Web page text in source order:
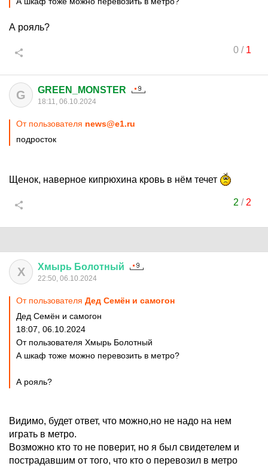
А рояль?
0/ 1
G GREEN_MONSTER
18:11, 06.10.2024
От пользователя news@e1.ru
подросток
Щенок, наверное кипрюхина кровь в нём течет
2 / 2
Х Хмырь Болотный
22:50, 06.10.2024
От пользователя Дед Семён и самогон
Дед Семён и самогон
18:07, 06.10.2024
От пользователя Хмырь Болотный
А шкаф тоже можно перевозить в метро?
А рояль?
Видимо, будет ответ, что можно,но не надо на нем
играть в метро.
Возможно кто то не поверит, но я был свидетелем и
пострадавшим от того, что кто о перевозил в метро